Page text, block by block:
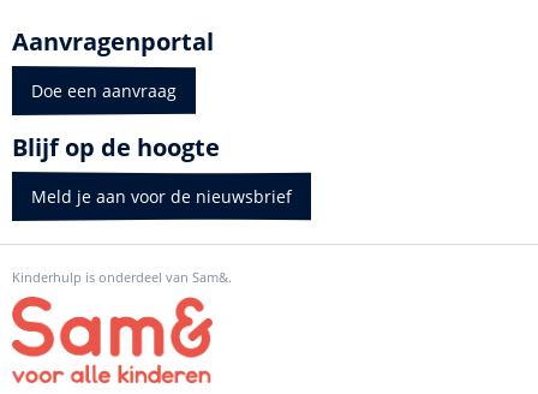
Aanvragenportal
Doe een aanvraag
Blijf op de hoogte
Meld je aan voor de nieuwsbrief
Kinderhulp is onderdeel van Sam&.